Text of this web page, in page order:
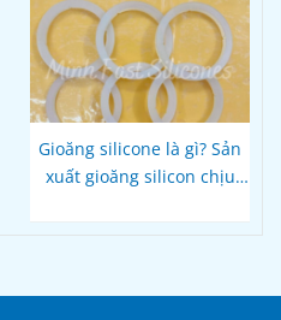
Gioăng silicone là gì? Sản
xuất gioăng silicon chịu